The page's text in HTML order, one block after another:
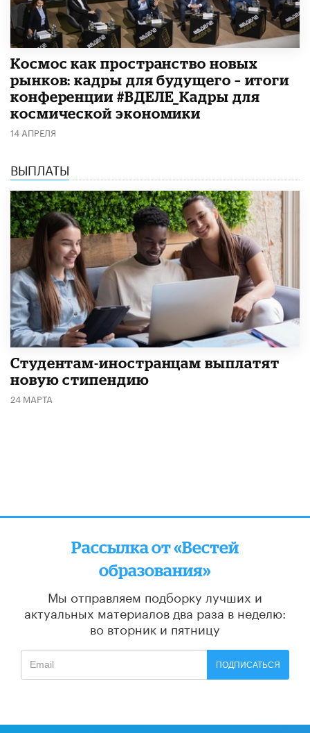
Космос как пространство новых
рынков: кадры для будущего – итоги
конференции #ВДЕЛЕ_Кадры для
космической экономики
14 АПРЕЛЯ
ВЫПЛАТЫ
Студентам-иностранцам выплатят
новую стипендию
24 МАРТА
Рассылка от «Вестей
образования»
Мы отправляем подборку лучших и
актуальных материалов два раза в неделю:
во вторник и пятницу
ПОДПИСАТЬСЯ